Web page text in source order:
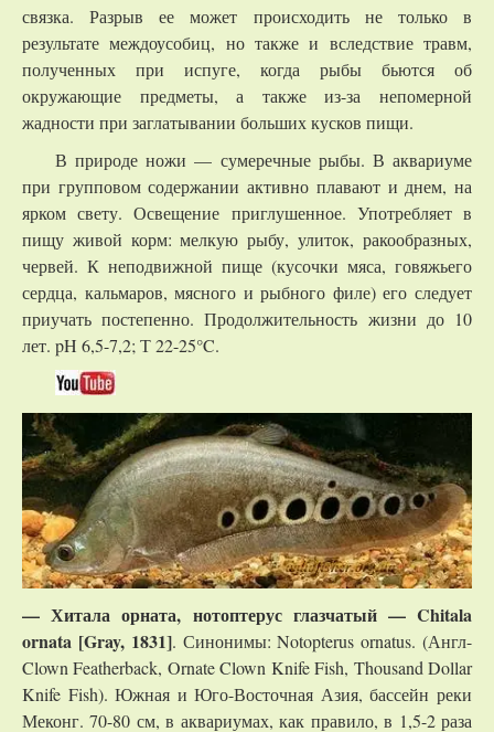
связка. Разрыв ее может происходить не только в
результате междоусобиц, но также и вследствие травм,
полученных при испуге, когда рыбы бьются об
окружающие предметы, а также из-за непомерной
жадности при заглатывании больших кусков пищи.
В природе ножи — сумеречные рыбы. В аквариуме
при групповом содержании активно плавают и днем, на
ярком свету. Освещение приглушенное. Употребляет в
пищу живой корм: мелкую рыбу, улиток, ракообразных,
червей. К неподвижной пище (кусочки мяса, говяжьего
сердца, кальмаров, мясного и рыбного филе) его следует
приучать постепенно. Продолжительность жизни до 10
лет. pH 6,5-7,2; Т 22-25°C.
— Хитала орната, нотоптерус глазчатый — Chitala
ornata [Gray, 1831]. Синонимы: Notopterus ornatus. (Англ-
Clown Featherback, Ornate Clown Knife Fish, Thousand Dollar
Knife Fish). Южная и Юго-Восточная Азия, бассейн реки
Меконг. 70-80 см, в аквариумах, как правило, в 1,5-2 раза